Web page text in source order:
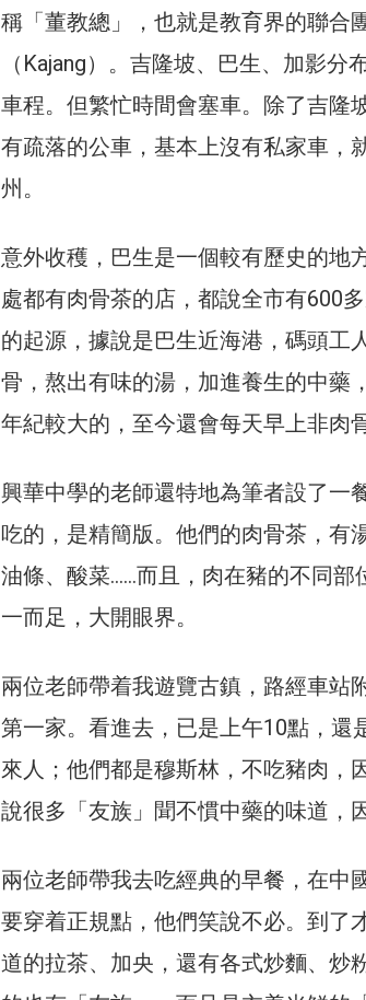
稱「董教總」，也就是教育界的聯合
（Kajang）。吉隆坡、巴生、加影
車程。但繁忙時間會塞車。除了吉隆
有疏落的公車，基本上沒有私家車，
州。
意外收穫，巴生是一個較有歷史的地
處都有肉骨茶的店，都說全市有600
的起源，據說是巴生近海港，碼頭工
骨，熬出有味的湯，加進養生的中藥
年紀較大的，至今還會每天早上非肉
興華中學的老師還特地為筆者設了一
吃的，是精簡版。他們的肉骨茶，
油條、酸菜……而且，肉在豬的不同部
一而足，大開眼界。
兩位老師帶着我遊覽古鎮，路經車站
第一家。看進去，已是上午10點，還
來人；他們都是穆斯林，不吃豬肉，
說很多「友族」聞不慣中藥的味道，
兩位老師帶我去吃經典的早餐，在中
要穿着正規點，他們笑說不必。到了
道的拉茶、加央，還有各式炒麵、炒